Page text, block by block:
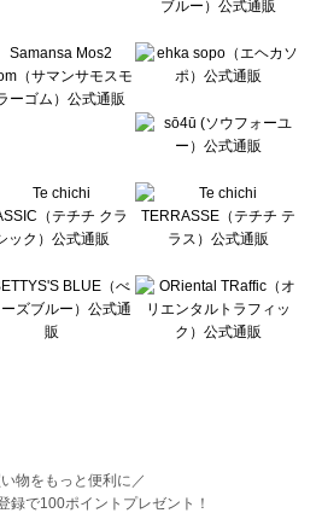
ート 一覧
物をもっと便利に／
録で100ポイントプレゼント！